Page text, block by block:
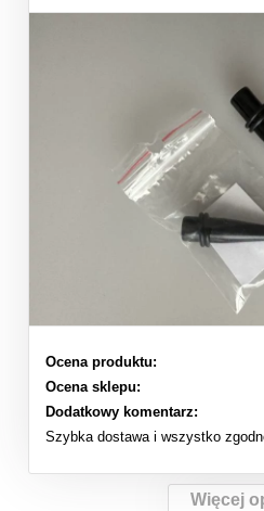
Ocena produktu:
Ocena sklepu:
Dodatkowy komentarz:
Szybka dostawa i wszystko
Więcej